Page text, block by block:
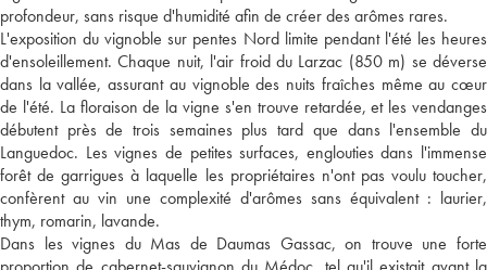
profondeur, sans risque d'humidité afin de créer des arômes rares.
L'exposition du vignoble sur pentes Nord limite pendant l'été les heures
d'ensoleillement. Chaque nuit, l'air froid du Larzac (850 m) se déverse
dans la vallée, assurant au vignoble des nuits fraîches même au cœur
de l'été. La floraison de la vigne s'en trouve retardée, et les vendanges
débutent près de trois semaines plus tard que dans l'ensemble du
Languedoc. Les vignes de petites surfaces, englouties dans l'immense
forêt de garrigues à laquelle les propriétaires n'ont pas voulu toucher,
confèrent au vin une complexité d'arômes sans équivalent : laurier,
thym, romarin, lavande.
Dans les vignes du Mas de Daumas Gassac, on trouve une forte